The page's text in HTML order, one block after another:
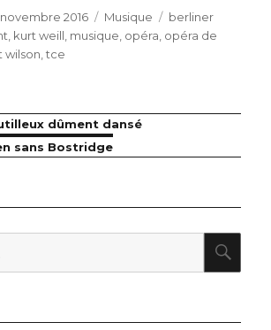
novembre 2016 Catégories
Musique Étiquettes
berliner
kurt weill musique opéra opéra de
wilson ,tce
:
dûment dansé
sans Bostridge